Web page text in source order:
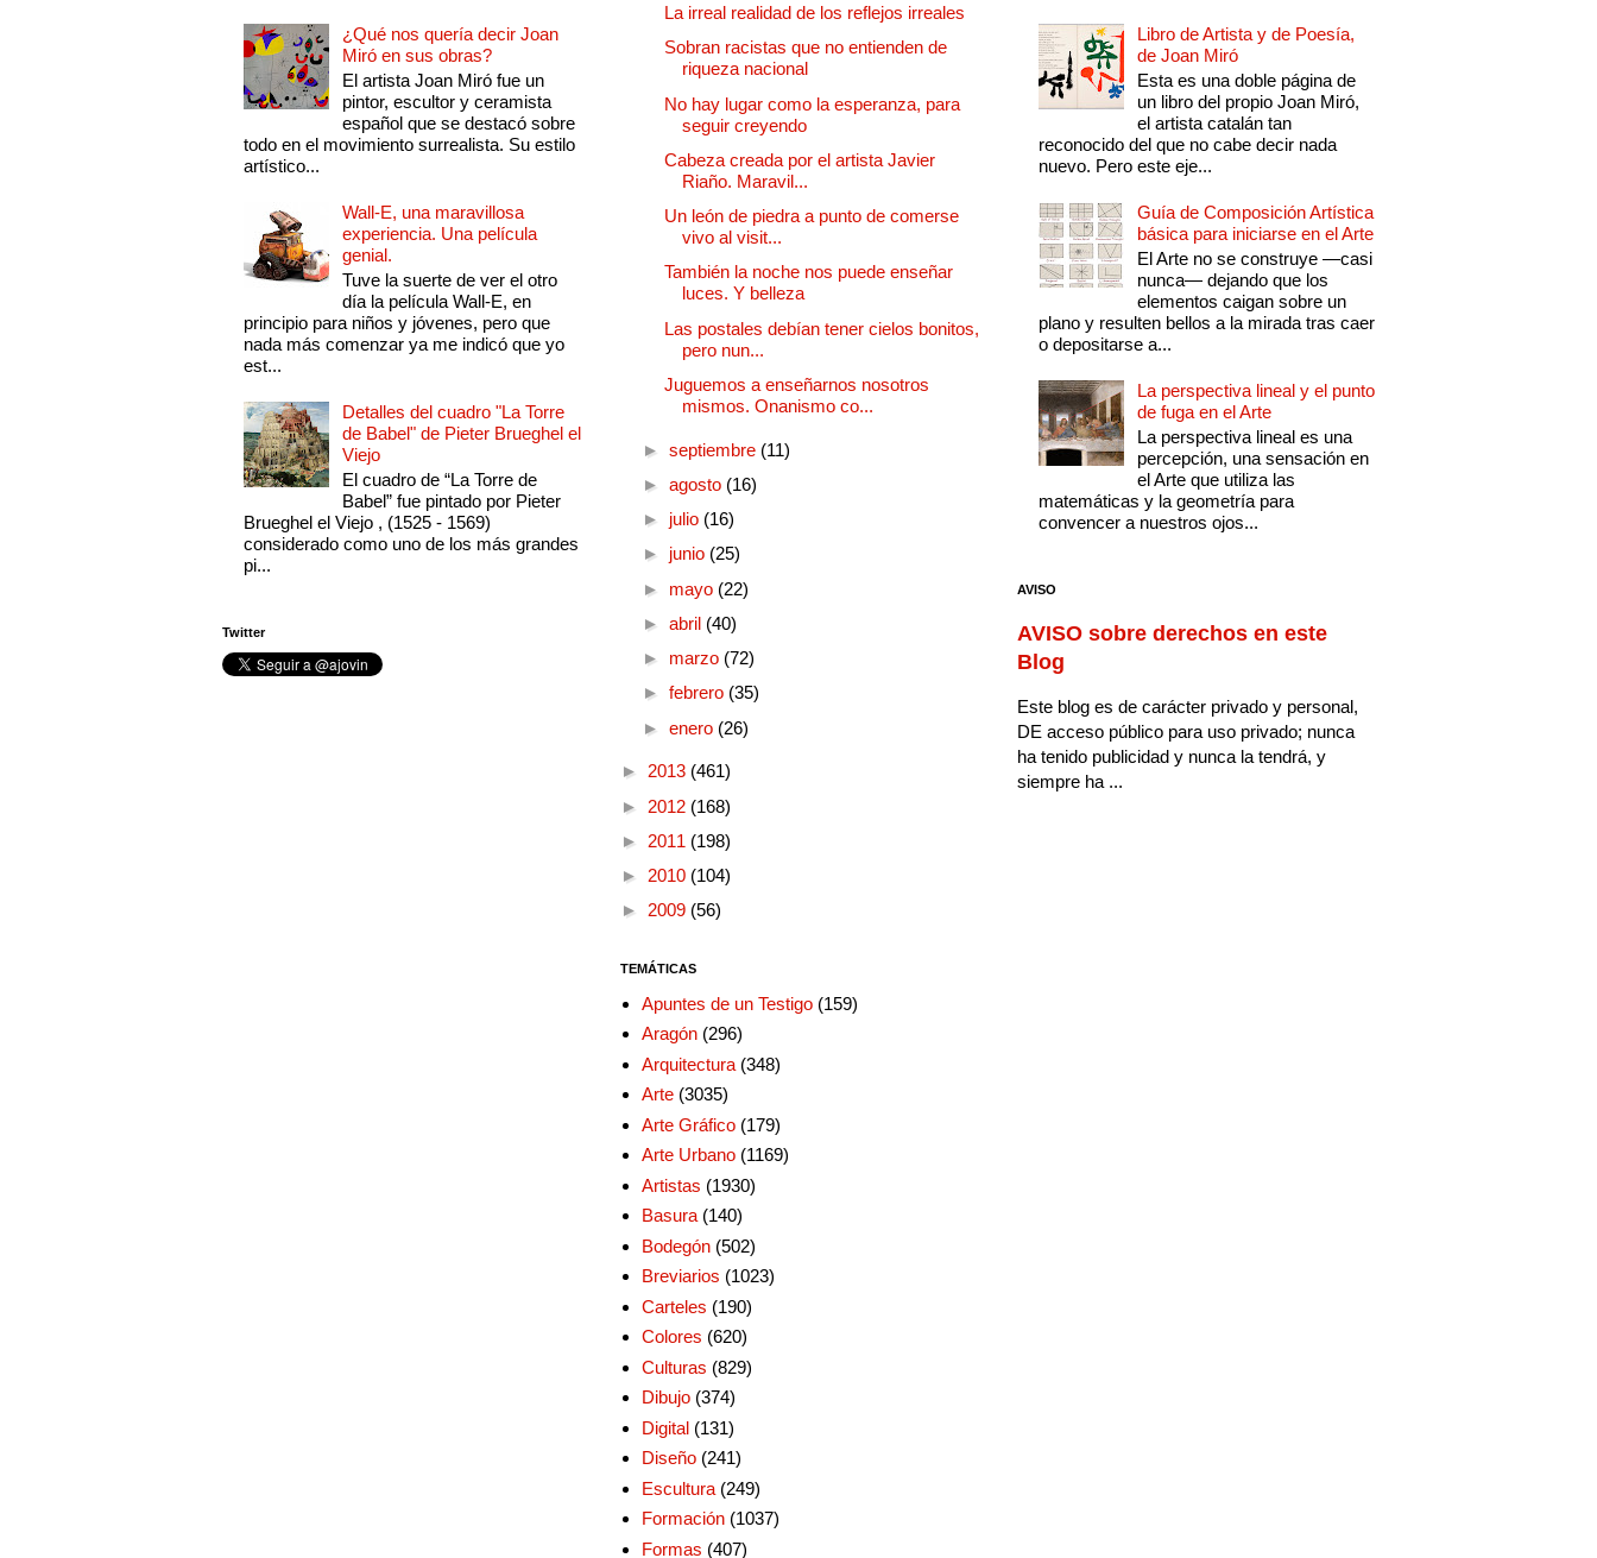
¿Qué nos quería decir Joan
Miró en sus obras?
El artista Joan Miró fue un
pintor, escultor y ceramista
español que se destacó sobre
todo en el movimiento surrealista. Su estilo
artístico...
Wall-E, una maravillosa
experiencia. Una película
genial.
Tuve la suerte de ver el otro
día la película Wall-E, en
principio para niños y jóvenes, pero que
nada más comenzar ya me indicó que yo
est...
Detalles del cuadro "La Torre
de Babel" de Pieter Brueghel el
Viejo
El cuadro de “La Torre de
Babel” fue pintado por Pieter
Brueghel el Viejo , (1525 - 1569)
considerado como uno de los más grandes
pi...
Twitter
La irreal realidad de los reflejos irreales
Sobran racistas que no entienden de
riqueza nacional
No hay lugar como la esperanza, para
seguir creyendo
Cabeza creada por el artista Javier
Riaño. Maravil...
Un león de piedra a punto de comerse
vivo al visit...
También la noche nos puede enseñar
luces. Y belleza
Las postales debían tener cielos bonitos,
pero nun...
Juguemos a enseñarnos nosotros
mismos. Onanismo co...
► septiembre (11)
► agosto (16)
► julio (16)
► junio (25)
► mayo (22)
► abril (40)
► marzo (72)
► febrero (35)
► enero (26)
► 2013 (461)
► 2012 (168)
► 2011 (198)
► 2010 (104)
► 2009 (56)
TEMÁTICAS
Apuntes de un Testigo (159)
Aragón (296)
Arquitectura (348)
Arte (3035)
Arte Gráfico (179)
Arte Urbano (1169)
Artistas (1930)
Basura (140)
Bodegón (502)
Breviarios (1023)
Carteles (190)
Colores (620)
Culturas (829)
Dibujo (374)
Digital (131)
Diseño (241)
Escultura (249)
Formación (1037)
Formas (407)
Libro de Artista y de Poesía,
de Joan Miró
Esta es una doble página de
un libro del propio Joan Miró,
el artista catalán tan
reconocido del que no cabe decir nada
nuevo. Pero este eje...
Guía de Composición Artística
básica para iniciarse en el Arte
El Arte no se construye —casi
nunca— dejando que los
elementos caigan sobre un
plano y resulten bellos a la mirada tras caer
o depositarse a...
La perspectiva lineal y el punto
de fuga en el Arte
La perspectiva lineal es una
percepción, una sensación en
el Arte que utiliza las
matemáticas y la geometría para
convencer a nuestros ojos...
AVISO
AVISO sobre derechos en este
Blog
Este blog es de carácter privado y personal,
DE acceso público para uso privado; nunca
ha tenido publicidad y nunca la tendrá, y
siempre ha ...